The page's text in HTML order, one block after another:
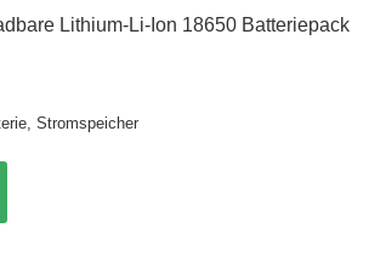
Lithium-Li-Ion 18650 Batteriepack
,Stromspeicher